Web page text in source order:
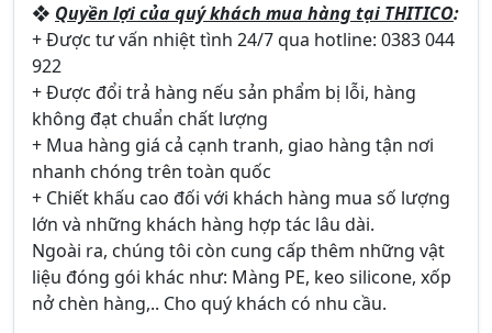
❖ Quyền lợi của quý khách mua hàng tại THITICO:
+ Được tư vấn nhiệt tình 24/7 qua hotline: 0383 044
922
+ Được đổi trả hàng nếu sản phẩm bị lỗi, hàng
không đạt chuẩn chất lượng
+ Mua hàng giá cả cạnh tranh, giao hàng tận nơi
nhanh chóng trên toàn quốc
+ Chiết khấu cao đối với khách hàng mua số lượng
lớn và những khách hàng hợp tác lâu dài.
Ngoài ra, chúng tôi còn cung cấp thêm những vật
liệu đóng gói khác như: Màng PE, keo silicone, xốp
nở chèn hàng,.. Cho quý khách có nhu cầu.